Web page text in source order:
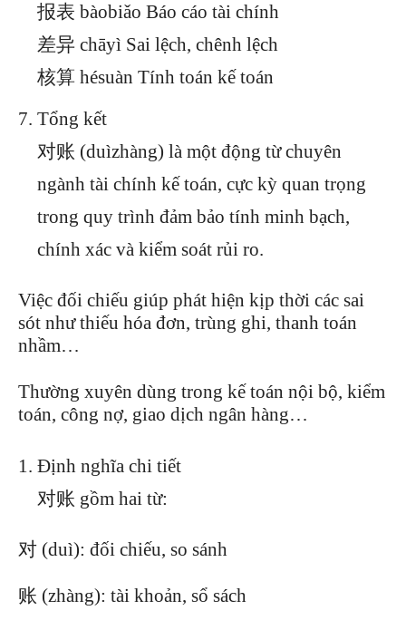
报表 bàobiǎo Báo cáo tài chính
差异 chāyì Sai lệch, chênh lệch
核算 hésuàn Tính toán kế toán
Tổng kết
对账 (duìzhàng) là một động từ chuyên
ngành tài chính kế toán, cực kỳ quan trọng
trong quy trình đảm bảo tính minh bạch,
chính xác và kiểm soát rủi ro.
Việc đối chiếu giúp phát hiện kịp thời các sai
sót như thiếu hóa đơn, trùng ghi, thanh toán
nhầm…
Thường xuyên dùng trong kế toán nội bộ, kiểm
toán, công nợ, giao dịch ngân hàng…
Định nghĩa chi tiết
对账 gồm hai từ:
对 (duì): đối chiếu, so sánh
账 (zhàng): tài khoản, sổ sách